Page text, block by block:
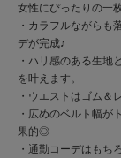
女性にぴったりの一枚
・カラフルながらも
デが完成♪
・ハリ感のある生地
を叶えます。
・ウエストはゴム＆
・広めのベルト幅が
果的◎
・通勤コーデはもち